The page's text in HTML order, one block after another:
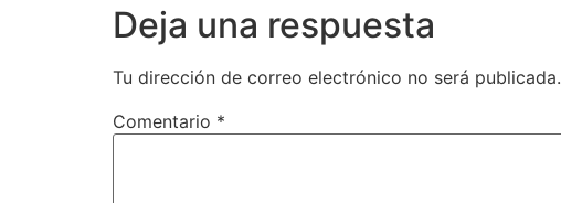
Deja una respuesta
Tu dirección de correo electrónico no será publicada.
Comentario *